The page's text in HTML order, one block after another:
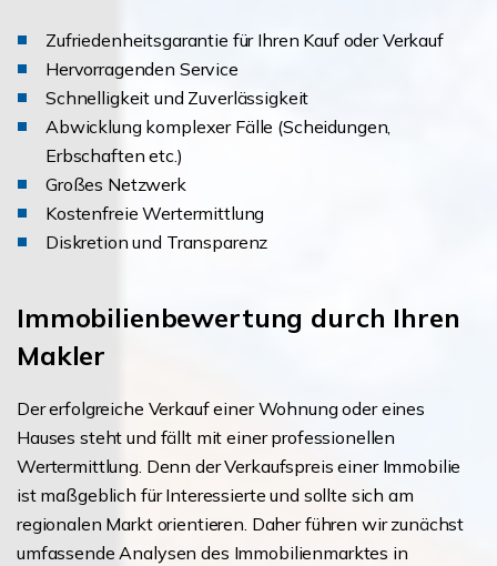
Zufriedenheitsgarantie für Ihren Kauf oder Verkauf
Hervorragenden Service
Schnelligkeit und Zuverlässigkeit
Abwicklung komplexer Fälle (Scheidungen,
Erbschaften etc.)
Großes Netzwerk
Kostenfreie Wertermittlung
Diskretion und Transparenz
Immobilienbewertung durch Ihren
Makler
Der erfolgreiche Verkauf einer Wohnung oder eines
Hauses steht und fällt mit einer professionellen
Wertermittlung. Denn der Verkaufspreis einer Immobilie
ist maßgeblich für Interessierte und sollte sich am
regionalen Markt orientieren. Daher führen wir zunächst
umfassende Analysen des Immobilienmarktes in